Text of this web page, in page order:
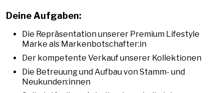
Deine Aufgaben:
Die Repräsentation unserer Premium Lifestyle
Marke als Markenbotschafter:in
Der kompetente Verkauf unserer Kollektionen
Die Betreuung und Aufbau von Stamm- und
Neukunden:innen